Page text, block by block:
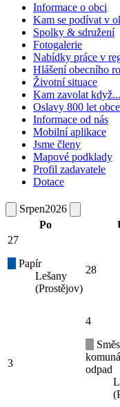
Informace o obci
Kam se podívat v
Spolky & sdružení
Fotogalerie
Nabídky práce v
Hlášení obecního
Životní situace
Kam zavolat
Oslavy 800 let
Informace od nás
Mobilní aplikace
Jsme členy
Mapové podklady
Profil zadavatele
Dotace
Srpen2026
Po
27
Papír
Lešany
(Prostějov)
28
3
4
odpad